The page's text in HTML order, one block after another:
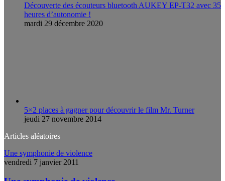
Découverte des écouteurs bluetooth AUKEY EP-T32 avec 35
heures d’autonomie !
mardi 29 décembre 2020
5×2 places à gagner pour découvrir le film Mr. Turner
jeudi 27 novembre 2014
Articles aléatoires
Une symphonie de violence
vendredi 7 janvier 2011